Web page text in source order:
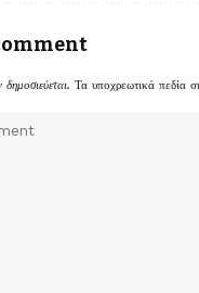
Τα υποχρεωτικά πεδία